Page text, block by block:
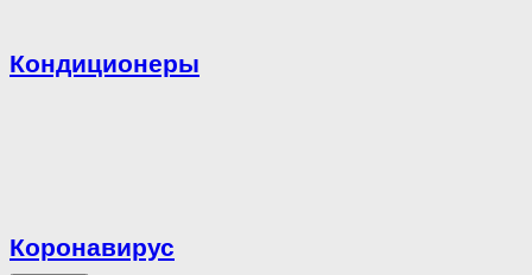
Кондиционеры
Коронавирус